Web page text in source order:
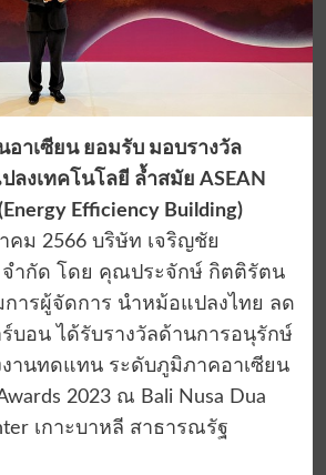
อาเซียน ยอมรับ มอบรางวัล
งเทคโนโลยี ล้ำสมัย ASEAN
Efficiency Building)
คม 2566 บริษัท เจริญชัย
ำกัด โดย คุณประจักษ์ กิตติรัตน
ารผู้จัดการ นำหม้อแปลงไทย ลด
บอน ได้รับรางวัลด้านการอนุรักษ์
านทดแทน ระดับภูมิภาคอาเซียน
2023 ณ Bali Nusa Dua
เกาะบาหลี สาธารณรัฐ